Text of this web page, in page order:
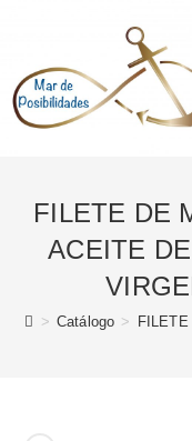
FILETE DE
ACEITE
> Catálogo >